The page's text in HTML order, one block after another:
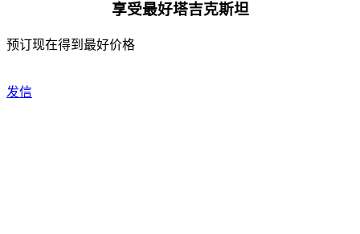
享受最好塔吉克斯坦
预订现在得到最好价格
发信